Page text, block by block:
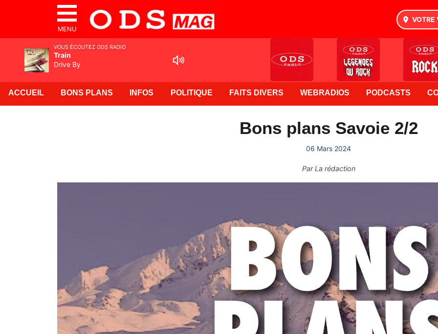
MENU
VOTRE
ACCUEIL BONS PLANS INFOS POLITIQUE FAITS DIVERS WEBRADIOS PODCASTS
Bons plans Savoie 2/2
06 Mars 2024
ParLa rédaction
VOUS ÉCOUTEZ ODS RADIO
Train
Drive By